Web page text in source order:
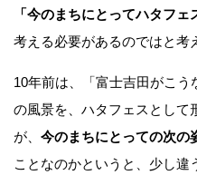
「今のまちにとってハタフェ
考える必要があるのではと考
10年前は、「富士吉田がこ
の風景を、ハタフェスとして
が、 今のまちにとっての次の
ことなのかというと、少し違